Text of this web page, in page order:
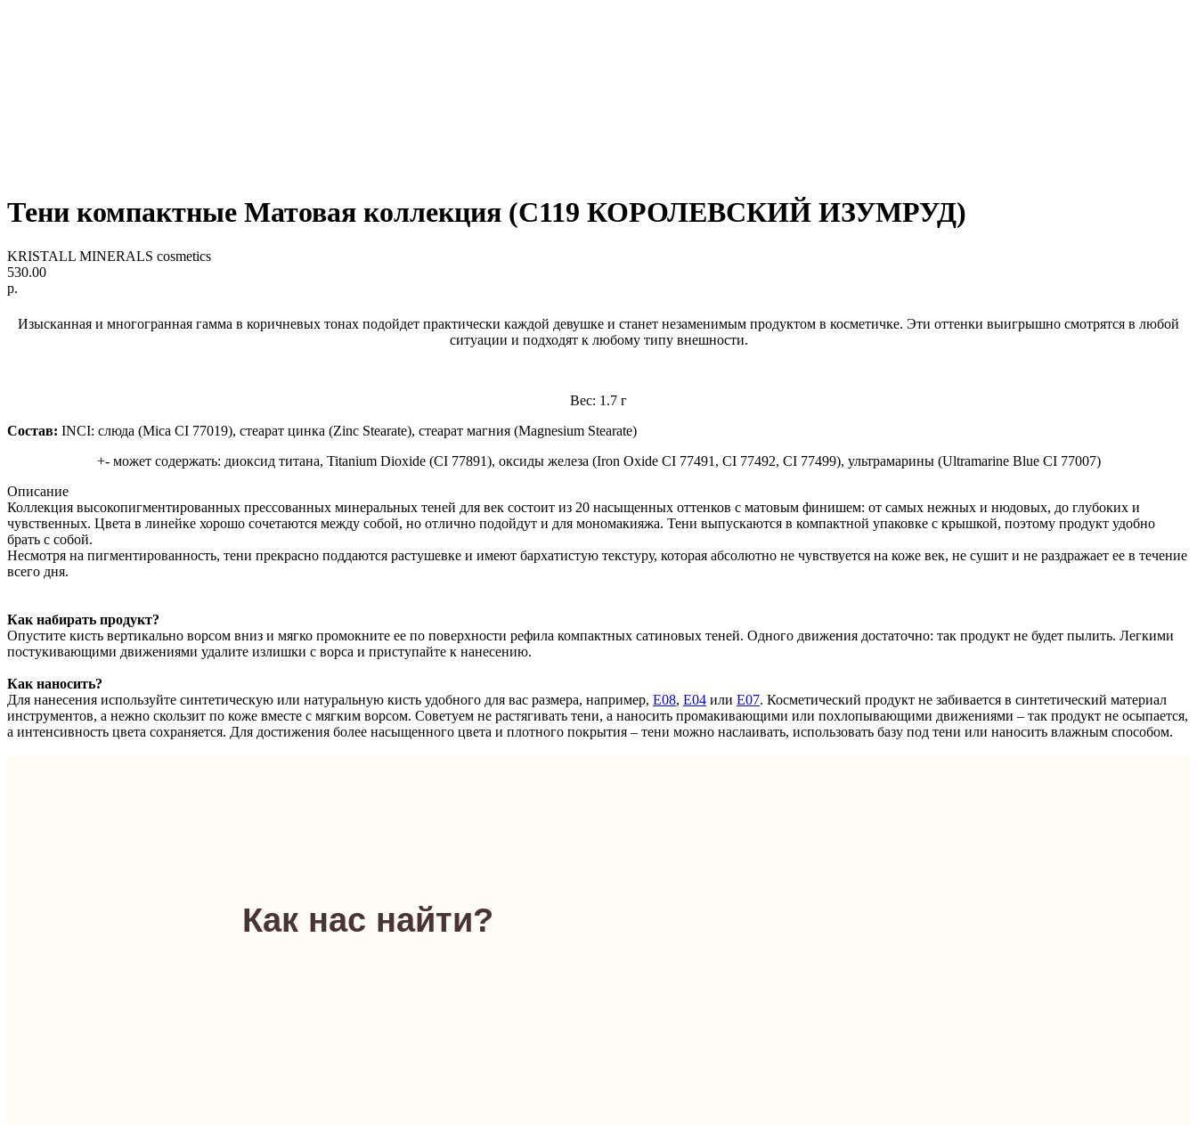
Тени компактные Матовая коллекция (С119 КОРОЛЕВСКИЙ ИЗУМРУД)
KRISTALL MINERALS cosmetics
530.00
р.
Изысканная и многогранная гамма в коричневых тонах подойдет практически каждой девушке и станет незаменимым продуктом в косметичке. Эти оттенки выигрышно смотрятся в любой
ситуации и подходят к любому типу внешности.
Вес: 1.7 г
Состав: INCI: слюда (Mica CI 77019), стеарат цинка (Zinc Stearate), стеарат магния (Magnesium Stearate)
+- может содержать: диоксид титана, Titanium Dioxide (CI 77891), оксиды железа (Iron Oxide CI 77491, CI 77492, CI 77499), ультрамарины (Ultramarine Blue CI 77007)
Описание
Коллекция высокопигментированных прессованных минеральных теней для век состоит из 20 насыщенных оттенков с матовым финишем: от самых нежных и нюдовых, до глубоких и
чувственных. Цвета в линейке хорошо сочетаются между собой, но отлично подойдут и для мономакияжа. Тени выпускаются в компактной упаковке с крышкой, поэтому продукт удобно
брать с собой.
Несмотря на пигментированность, тени прекрасно поддаются растушевке и имеют бархатистую текстуру, которая абсолютно не чувствуется на коже век, не сушит и не раздражает ее в течение
всего дня.
Как набирать продукт?
Опустите кисть вертикально ворсом вниз и мягко промокните ее по поверхности рефила компактных сатиновых теней. Одного движения достаточно: так продукт не будет пылить. Легкими
постукивающими движениями удалите излишки с ворса и приступайте к нанесению.
Как наносить?
Для нанесения используйте синтетическую или натуральную кисть удобного для вас размера, например, Е08, Е04 или Е07. Косметический продукт не забивается в синтетический материал
инструментов, а нежно скользит по коже вместе с мягким ворсом. Советуем не растягивать тени, а наносить промакивающими или похлопывающими движениями – так продукт не осыпается,
а интенсивность цвета сохраняется. Для достижения более насыщенного цвета и плотного покрытия – тени можно наслаивать, использовать базу под тени или наносить влажным способом.
Как нас найти?